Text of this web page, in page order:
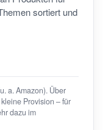
sortiert und
a. Amazon). Über
Provision – für
dazu im